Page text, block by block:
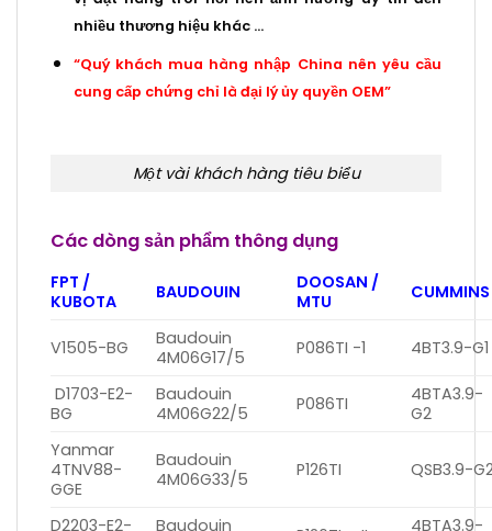
nhiều thương hiệu khác …
“Quý khách mua hàng nhập China nên yêu cầu
cung cấp chứng chỉ là đại lý ủy quyền OEM”
Một vài khách hàng tiêu biểu
Các dòng sản phẩm thông dụng
FPT /
KUBOTA
BAUDOUIN
DOOSAN /
MTU
CUMMINS
V1505-BG
Baudouin
4M06G17/5
P086TI -1 4BT3.9-G1
D1703-E2-
BG
Baudouin
4M06G22/5
P086TI
4BTA3.9-
G2
Yanmar
4TNV88-
GGE
Baudouin
4M06G33/5
P126TI QSB3.9-
D2203-E2- Baudouin 4BTA3.9-